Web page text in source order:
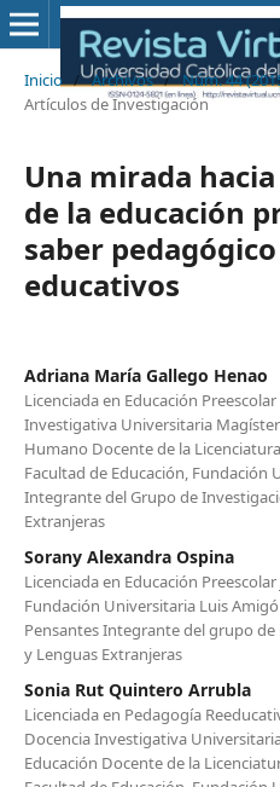
Inicio / Archivos / Núm. 44
Artículos de Investigación
Una mirada
de la educación
saber
educativos
Adriana María Gallego Henao
Licenciada en Educación
Investigativa Universitaria
Humano Docente de la
Facultad de Educación, Fundación
Integrante del Grupo de
Extranjeras
Sorany Alexandra Ospina
Licenciada en Educación
Fundación Universitaria Luis
Pensantes Integrante del grupo
y Lenguas Extranjeras
Sonia Rut Quintero Arrubla
Licenciada en Pedagogía
Docencia Investigativa
Educación Docente de la